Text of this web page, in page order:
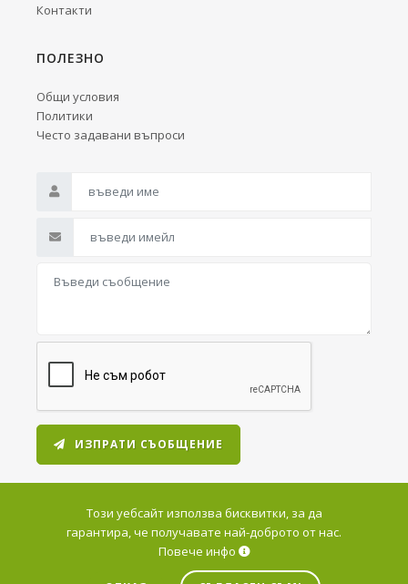
Този уебсайт използва бисквитки, за да
гарантира, че получавате най-доброто от нас.
Повече инфо
Контакти
ПОЛЕЗНО
Общи условия
Политики
Често задавани въпроси
ИЗПРАТИ СЪОБЩЕНИЕ